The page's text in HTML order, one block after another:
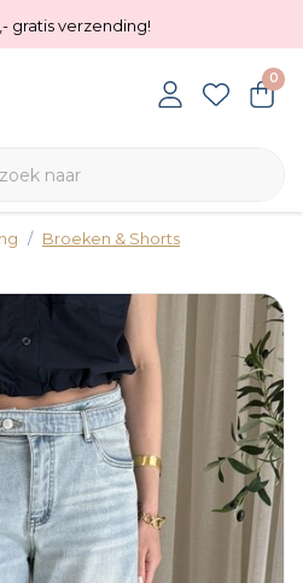
gratis verzending!
0
Broeken & Shorts